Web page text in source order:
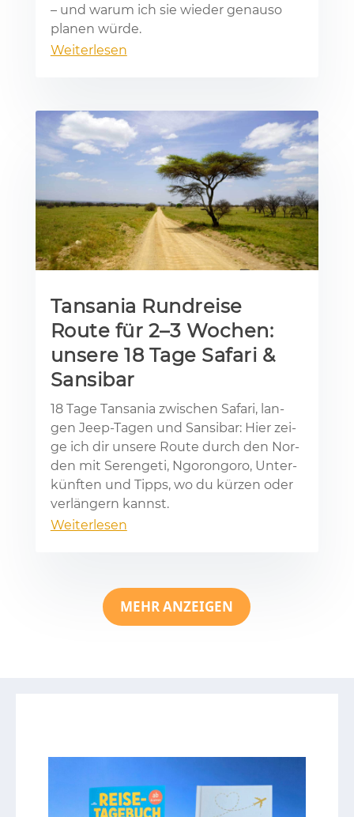
– und war­um ich sie wie­der ge­nau­so
pla­nen wür­de.
Weiterlesen
Tansania Rundreise
Route für 2–3 Wochen:
unsere 18 Tage Safari &
Sansibar
18 Tage Tan­sa­nia zwi­schen Sa­fa­ri, lan­
gen Jeep-Ta­gen und San­si­bar: Hier zei­
ge ich dir un­se­re Rou­te durch den Nor­
den mit Se­ren­ge­ti, Ngo­ron­go­ro, Un­ter­
künf­ten und Tipps, wo du kür­zen oder
ver­län­gern kannst.
Weiterlesen
MEHR ANZEIGEN